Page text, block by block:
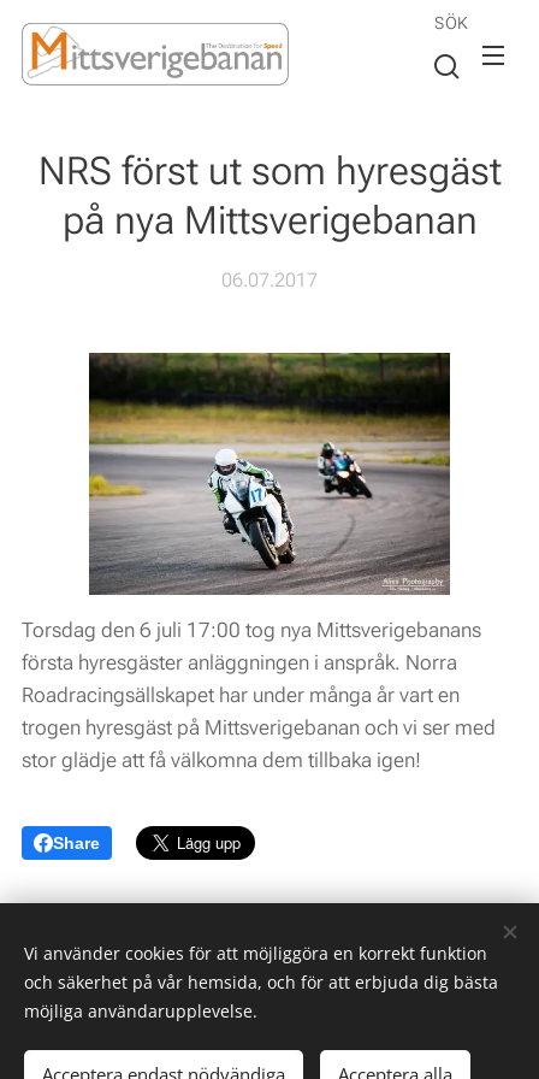
SÖK
NRS först ut som hyresgäst
på nya Mittsverigebanan
06.07.2017
Torsdag den 6 juli 17:00 tog nya Mittsverigebanans
första hyresgäster anläggningen i anspråk. Norra
Roadracingsällskapet har under många år vart en
trogen hyresgäst på Mittsverigebanan och vi ser med
stor glädje att få välkomna dem tillbaka igen!
Share
Norrlands Motorpark AB med Mittsverigebanan -
Vi använder cookies för att möjliggöra en korrekt funktion
och säkerhet på vår hemsida, och för att erbjuda dig bästa
möjliga användarupplevelse.
Acceptera endast nödvändiga Acceptera alla